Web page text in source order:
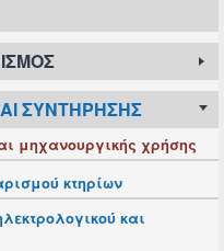
ΣΥΝΤΉΡΗΣΗΣ
μηχανουργικής χρήσης
κτηρίων
και